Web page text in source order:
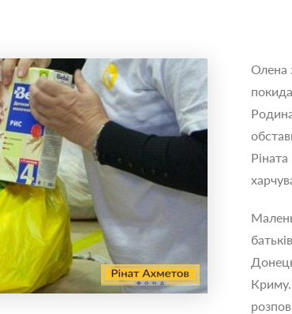
Олена